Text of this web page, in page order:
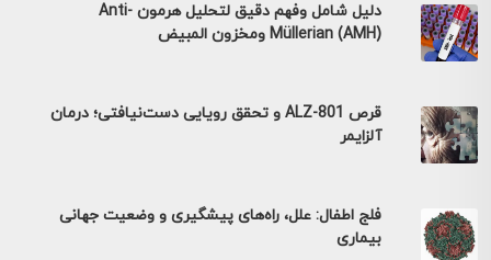
دليل شامل وفهم دقيق لتحليل هرمون Anti-
Müllerian (AMH) ومخزون المبيض
قرص ALZ-801 و تحقق رویایی دست‌نیافتی؛ درمان
آلزایمر
فلج اطفال: علل، راه‌های پیشگیری و وضعیت جهانی
بیماری